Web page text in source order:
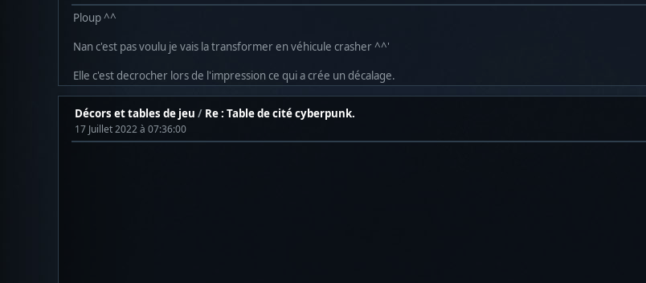
Ploup ^^
Nan c'est pas voulu je vais la transformer en véhicule crasher ^^'
Elle c'est decrocher lors de l'impression ce qui a crée un décalage.
Décors et tables de jeu / Re : Table de cité cyberpunk.
17 Juillet 2022 à 07:36:00